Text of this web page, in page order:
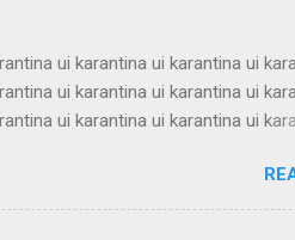
ui supercamp ui superc...
ui karantina ui karantina ui
ui karantina ui karantina ui
ui karantina ui karantina ui
ui karantina ui karantina ui
ui karantina ui karantina ui
ui karantina ui karantina ui